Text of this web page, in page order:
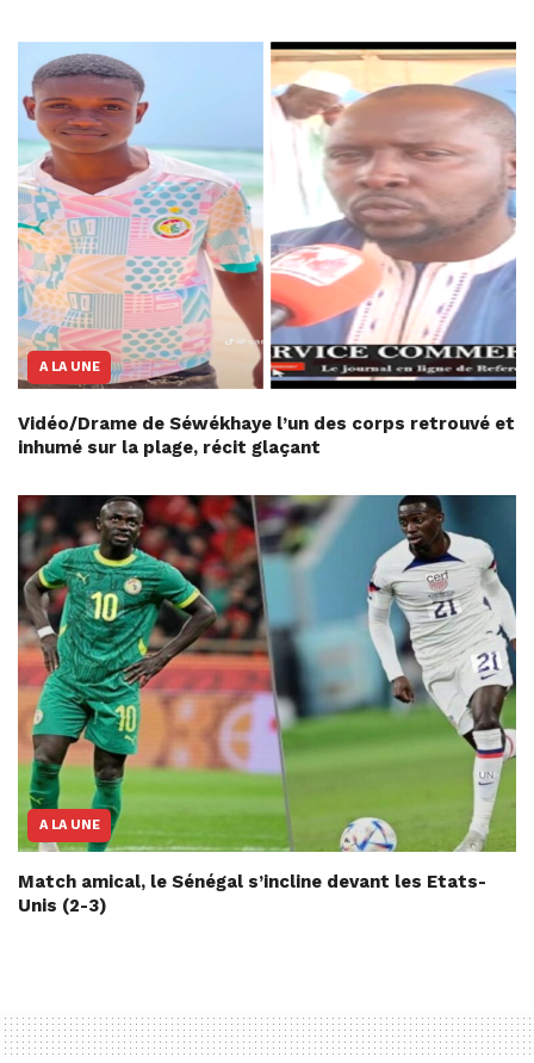
A LA UNE
Vidéo/Drame de Séwékhaye l’un des corps retrouvé et
inhumé sur la plage, récit glaçant
A LA UNE
Match amical, le Sénégal s’incline devant les Etats-
Unis (2-3)